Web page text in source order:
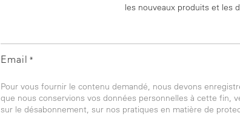
les nouveaux produits et les
Email *
Pour vous fournir le contenu demandé, nous devons
que nous conservions vos données personnelles à cette fin,
sur le désabonnement, sur nos pratiques en matière de